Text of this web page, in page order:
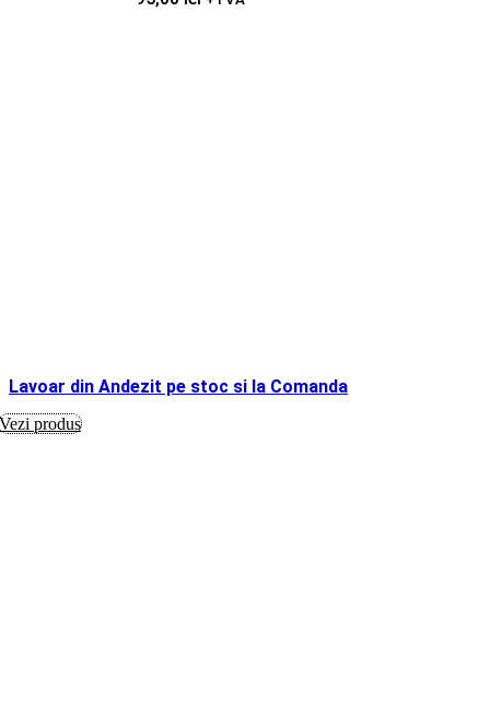
Lavoar din Andezit pe stoc si la Comanda
Vezi produs